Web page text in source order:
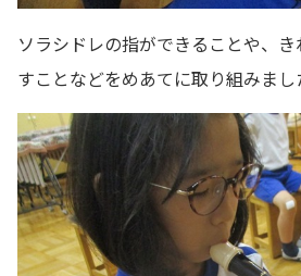
ソラシドレの指ができることや、
すことなどをめあてに取り組みまし